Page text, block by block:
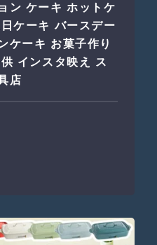
ン ケーキ ホットケ
ケーキ バースデー
ケーキ お菓子作り
インスタ映え ス
店